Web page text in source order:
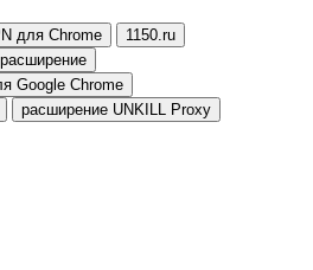
для Chrome
1150.ru
Google Chrome
расширение UNKILL Proxy